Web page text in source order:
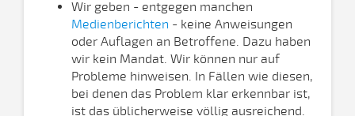
Wir geben - entgegen manchen
Medienberichten - keine Anweisungen
oder Auflagen an Betroffene. Dazu haben
wir kein Mandat. Wir können nur auf
Probleme hinweisen. In Fällen wie diesen,
bei denen das Problem klar erkennbar ist,
ist das üblicherweise völlig ausreichend.